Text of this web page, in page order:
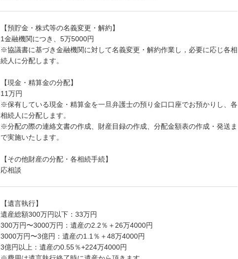
【預貯金・株式等の名義変更・解約】
1金融機関につき、5万5000円
※協議書に基づき金融機関に対して名義変更・解約作業し，必要に応じ各相
続人に分配します。
【現金・精算金の分配】
11万円
※保有している現金・精算金を一旦弁護士の預り金口口座でお預かりし、各
相続人に分配します。
※分配の際の連絡文書の作成、財産目録の作成、分配金額表の作成・発送ま
で実施いたします。
【その他財産の分配・各相続手続】
応相談
【遺言執行】
遺産総額300万円以下：33万円
300万円〜3000万円：遺産の2.2％＋26万4000円
3000万円〜3億円：遺産の1.1％＋48万4000円
3億円以上：遺産の0.55％+224万4000円